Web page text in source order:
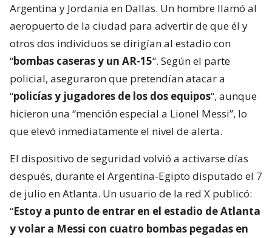
Argentina y Jordania en Dallas. Un hombre llamó al
aeropuerto de la ciudad para advertir de que él y
otros dos individuos se dirigían al estadio con
“bombas caseras y un AR-15“. Según el parte
policial, aseguraron que pretendían atacar a
“policías y jugadores de los dos equipos“, aunque
hicieron una “mención especial a Lionel Messi”, lo
que elevó inmediatamente el nivel de alerta.
El dispositivo de seguridad volvió a activarse días
después, durante el Argentina-Egipto disputado el 7
de julio en Atlanta. Un usuario de la red X publicó:
“Estoy a punto de entrar en el estadio de Atlanta
y volar a Messi con cuatro bombas pegadas en